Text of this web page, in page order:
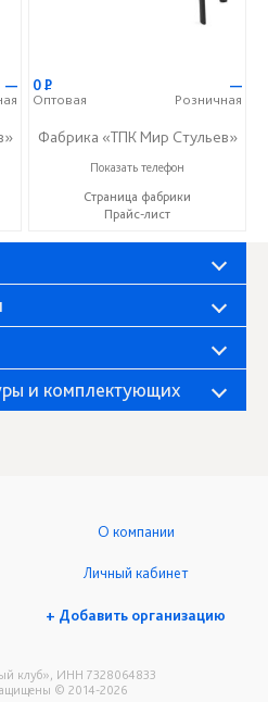
— 0Р
Оптовая
—
Розничная
Фабрика «ТПК Мир Стульев»
8 (927) 648-00-04
Показать телефон
Страница фабрики
Прайс-лист
и комплектующих
клуб», ИНН 7328064833
© 2014-2026
О компании
Личный кабинет
+ Добавить организацию